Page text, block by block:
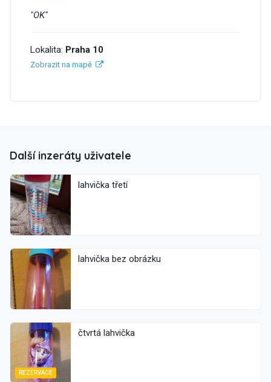
"OK"
Lokalita: Praha 10
Zobrazit na mapě
Další inzeráty uživatele
lahvička třetí
lahvička bez obrázku
REZERVACE
čtvrtá lahvička